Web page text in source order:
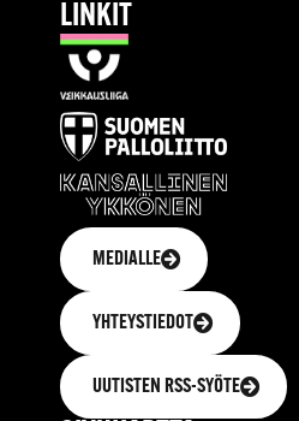
LINKIT
MEDIALLE
YHTEYSTIEDOT
UUTISTEN RSS-SYÖTE